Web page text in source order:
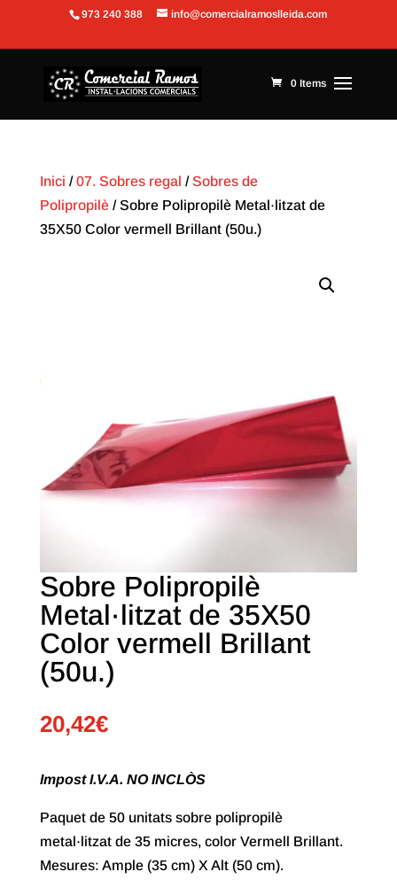
Obre la barra d'eines
973 240 388 info@comercialramoslleida.com
0 Items
Inici /07. Sobres regal /Sobres de
Polipropilè/ Sobre Polipropilè Metal·litzat de
35X50 Color vermell Brillant (50u.)
Sobre Polipropilè
Metal·litzat de 35X50
Color vermell Brillant
(50u.)
20,42€
Impost I.V.A. NO INCLÒS
Paquet de 50 unitats sobre polipropilè
metal·litzat de 35 micres, color Vermell Brillant.
Mesures: Ample (35 cm) X Alt (50 cm).